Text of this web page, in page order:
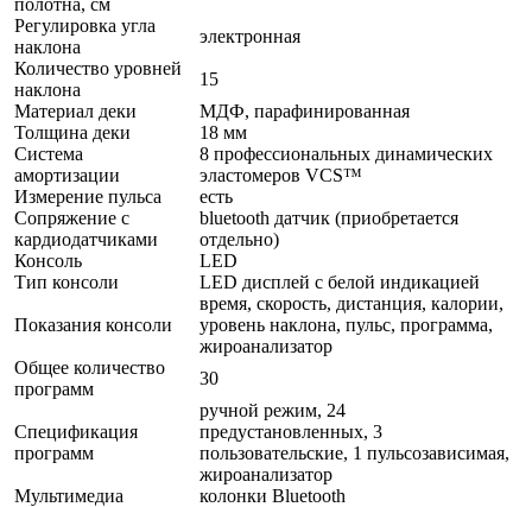
Регулировка угла
наклона
электронная
Количество уровней
наклона
15
Материал деки
МДФ, парафинированная
Толщина деки
18 мм
Система
амортизации
8 профессиональных динамических
эластомеров VCS™
Измерение пульса
есть
Сопряжение с
кардиодатчиками
bluetooth датчик (приобретается
отдельно)
Консоль
LED
Тип консоли
LED дисплей с белой индикацией
Показания консоли
время, скорость, дистанция, калории,
уровень наклона, пульс, программа,
жироанализатор
Общее количество
программ
30
Спецификация
программ
ручной режим, 24
предустановленных, 3
пользовательские, 1 пульсозависимая,
жироанализатор
Мультимедиа
колонки Bluetooth